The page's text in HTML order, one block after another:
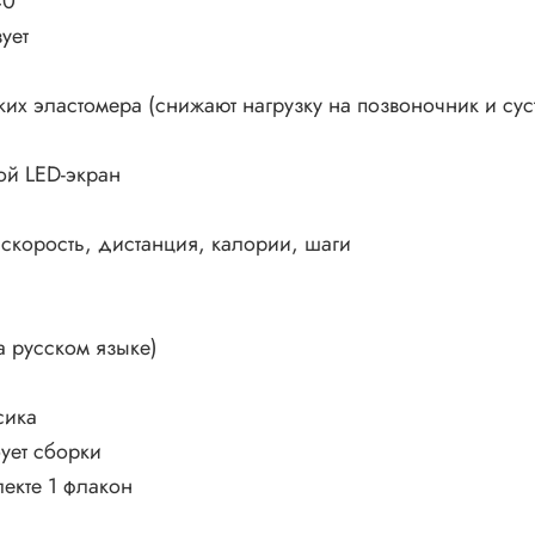
эластомера (снижают нагрузку на позвоночник и
LED-экран
дистанция, калории, шаги
русском языке)
сборки
1 флакон